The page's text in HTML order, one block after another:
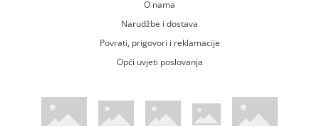
O nama
Narudžbe i dostava
Povrati, prigovori i reklamacije
Opći uvjeti poslovanja
WsPay web stranicaMaestro web stranicaMastercard web stranicaAmerican Express web stranica
Visa web stranica